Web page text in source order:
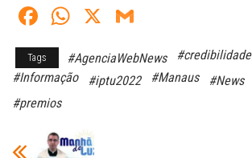
Fa
ce
bo
ok
W
ts
X
ail
Tags #AgenciaWebNews #credibilidade
#Informação
#iptu2022 #Manaus #News
#premios